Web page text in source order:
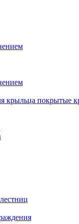
крыльца покрытые